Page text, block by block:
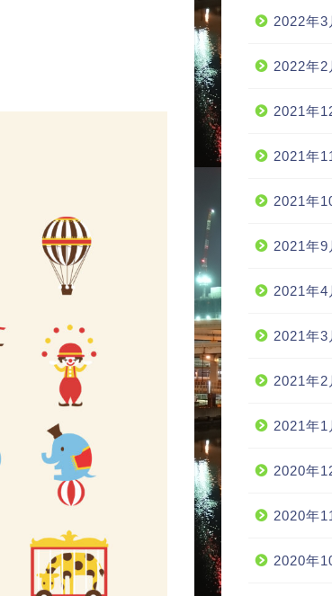
2022年3
2022年2
2021年
2021年
2021年
2021年9
2021年4
2021年3
2021年2
2021年1
2020年
2020年
2020年